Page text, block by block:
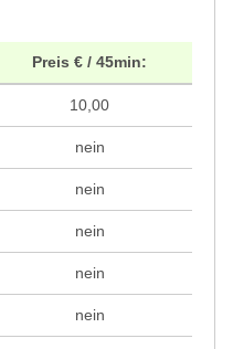
Preis € / 45min:
10,00
nein
nein
nein
nein
nein